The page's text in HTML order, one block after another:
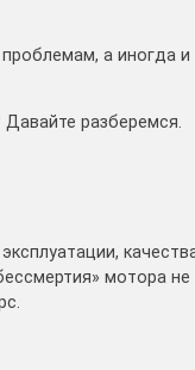
а иногда и
разберемся.
мотора не